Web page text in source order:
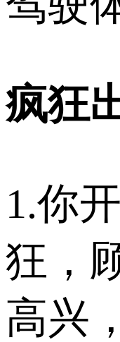
疯狂
1.你
狂，
高兴